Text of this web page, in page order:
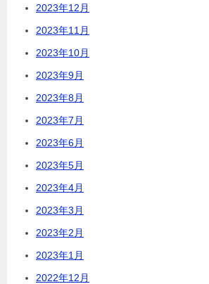
2023年12月
2023年11月
2023年10月
2023年9月
2023年8月
2023年7月
2023年6月
2023年5月
2023年4月
2023年3月
2023年2月
2023年1月
2022年12月